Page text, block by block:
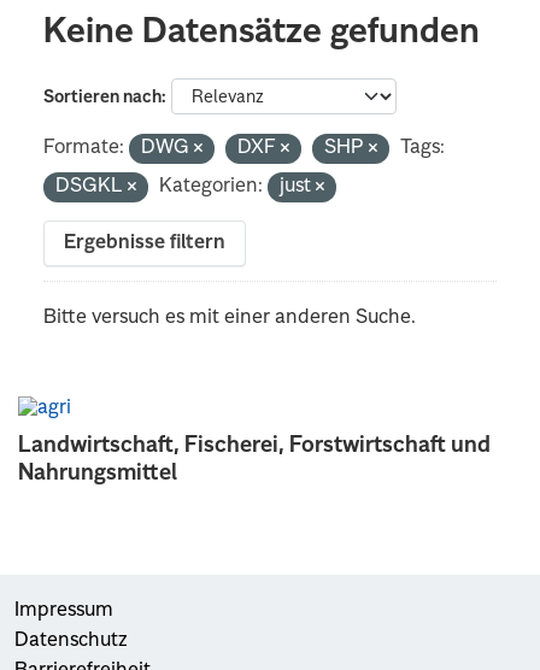
Landwirtschaft, Fischerei, Forstwirtschaft und
Nahrungsmittel
Keine Datensätze gefunden
Sortieren nach
Formate: DWG DXF SHP
Tags:
DSGKL
Kategorien: just
Ergebnisse filtern
Bitte versuch es mit einer anderen Suche.
Impressum
Datenschutz